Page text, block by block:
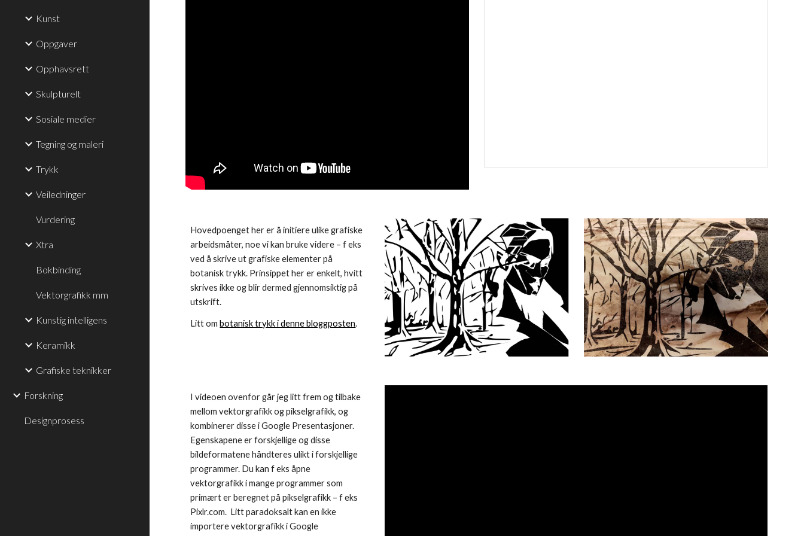
Kunst
Oppgaver
Opphavsrett
Skulpturelt
Sosiale medier
Tegning og maleri
Trykk
Veiledninger
Vurdering
Xtra
Bokbinding
Vektorgrafikk mm
Kunstig intelligens
Keramikk
Grafiske teknikker
Forskning
Designprosess
Hovedpoenget her er å initiere ulike grafiske
arbeidsmåter, noe vi kan bruke videre – f eks
ved å skrive ut grafiske elementer på
botanisk trykk. Prinsippet her er enkelt, hvitt
skrives ikke og blir dermed gjennomsiktig på
utskrift.
Litt ombotanisk trykk i denne bloggposten.
I videoen ovenfor går jeg litt frem og tilbake
mellom vektorgrafikk og pikselgrafikk, og
kombinerer disse i Google Presentasjoner.
Egenskapene er forskjellige og disse
bildeformatene håndteres ulikt i forskjellige
programmer. Du kan f eks åpne
vektorgrafikk i mange programmer som
primært er beregnet på pikselgrafikk – f eks
Pixlr.com. Litt paradoksalt kan en ikke
importere vektorgrafikk i Google